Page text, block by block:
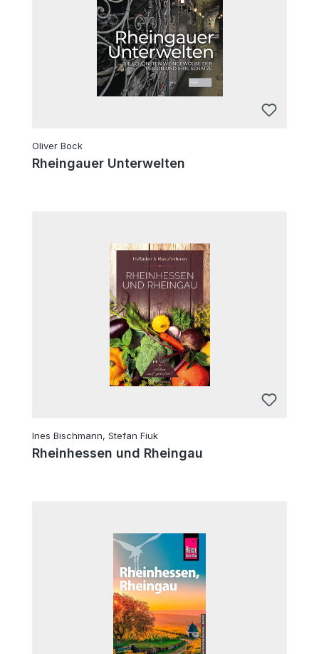
Oliver Bock
Rheingauer Unterwelten
Ines Bischmann, Stefan Fiuk
Rheinhessen und Rheingau